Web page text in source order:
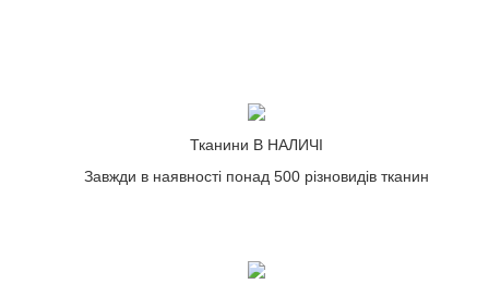
Тканини В НАЛИЧІ
Завжди в наявності понад 500 різновидів тканин